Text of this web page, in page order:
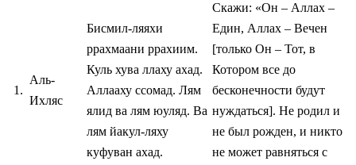
1.
Аль-
Ихляс
Бисмил-ляяхи
ррахмаани ррахиим.
Куль хува ллаху ахад.
Аллааху ссомад. Лям
ялид ва лям юуляд. Ва
лям йакул-ляху
куфуван ахад.
Скажи: «Он – Аллах –
Един, Аллах – Вечен
[только Он – Тот, в
Котором все до
бесконечности будут
нуждаться]. Не родил и
не был рожден, и никто
не может равняться с